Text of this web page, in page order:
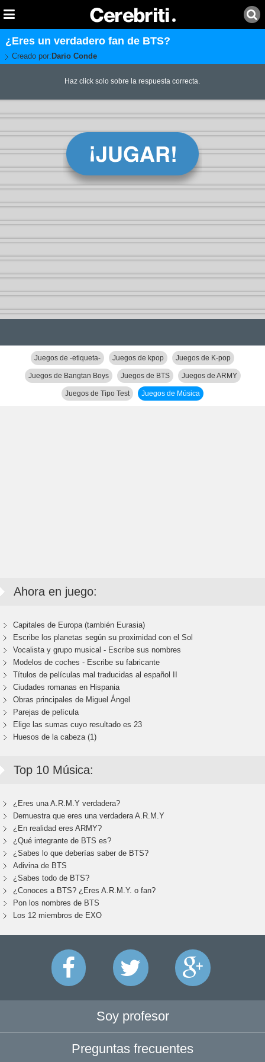
¿Eres un verdadero fan de BTS?
Creado por: Dario Conde
Haz click solo sobre la respuesta correcta.
Juegos de -etiqueta- Juegos de kpop Juegos de K-pop
Juegos de Bangtan Boys Juegos de BTS Juegos de ARMY
Juegos de Tipo Test Juegos de Música
Ahora en juego:
Capitales de Europa (también Eurasia)
Escribe los planetas según su proximidad con el Sol
Vocalista y grupo musical - Escribe sus nombres
Modelos de coches - Escribe su fabricante
Títulos de películas mal traducidas al español II
Ciudades romanas en Hispania
Obras principales de Miguel Ángel
Parejas de película
Elige las sumas cuyo resultado es 23
Huesos de la cabeza (1)
Top 10 Música:
¿Eres una A.R.M.Y verdadera?
Demuestra que eres una verdadera A.R.M.Y
¿En realidad eres ARMY?
¿Qué integrante de BTS es?
¿Sabes lo que deberías saber de BTS?
Adivina de BTS
¿Sabes todo de BTS?
¿Conoces a BTS? ¿Eres A.R.M.Y. o fan?
Pon los nombres de BTS
Los 12 miembros de EXO
Soy profesor
Preguntas frecuentes